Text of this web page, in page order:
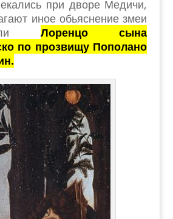
при дворе Медичи,
иное обьяснение змеи
Лоренцо сына
по прозвищу Пополано